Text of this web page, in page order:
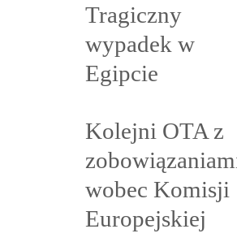
Tragiczny
wypadek w
Egipcie
Kolejni OTA z
wobec Komisji
Europejskiej